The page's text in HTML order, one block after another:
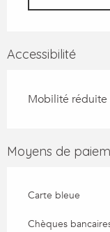
Accessibilité
Mobilité réduite
Moyens de
Carte bleue
Chèques